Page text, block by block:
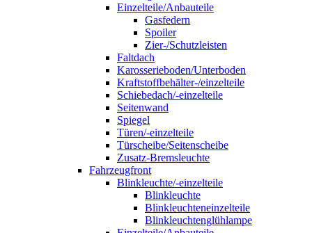
Einzelteile/Anbauteile
Gasfedern
Spoiler
Zier-/Schutzleisten
Faltdach
Karosserieboden/Unterboden
Kraftstoffbehälter-/einzelteile
Schiebedach/-einzelteile
Seitenwand
Spiegel
Türen/-einzelteile
Türscheibe/Seitenscheibe
Zusatz-Bremsleuchte
Fahrzeugfront
Blinkleuchte/-einzelteile
Blinkleuchte
Blinkleuchteneinzelteile
Blinkleuchtenglühlampe